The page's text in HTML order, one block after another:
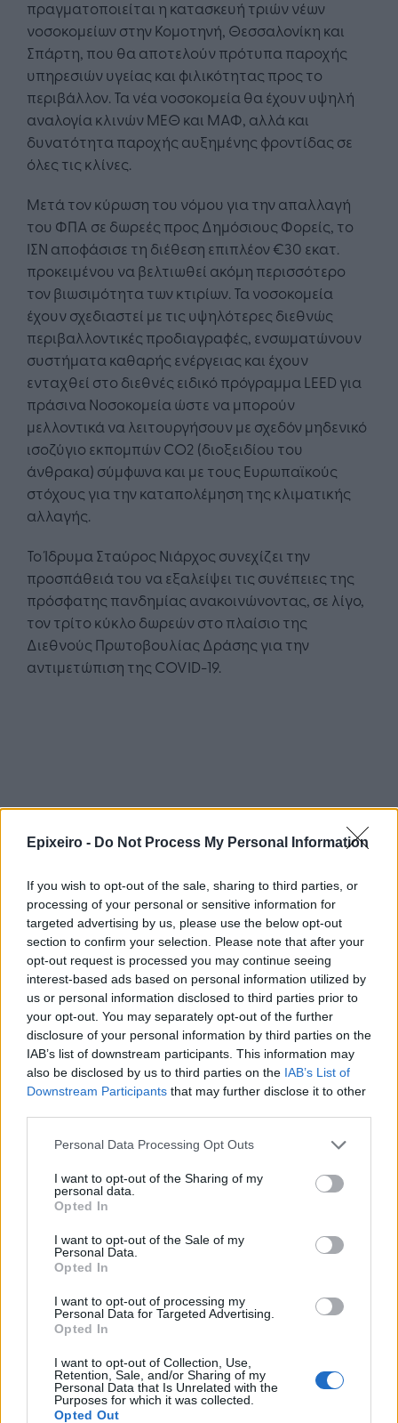
Epixeiro - Do Not Process My Personal Information
If you wish to opt-out of the sale, sharing to third parties, or
processing of your personal or sensitive information for
targeted advertising by us, please use the below opt-out
section to confirm your selection. Please note that after your
opt-out request is processed you may continue seeing
interest-based ads based on personal information utilized by
us or personal information disclosed to third parties prior to
your opt-out. You may separately opt-out of the further
disclosure of your personal information by third parties on the
IAB’s list of downstream participants. This information may
also be disclosed by us to third parties on the IAB’s List of
Downstream Participants that may further disclose it to other
Personal Data Processing Opt Outs
I want to opt-out of the Sharing of my
personal data.
Opted In
I want to opt-out of the Sale of my
Personal Data.
Opted In
I want to opt-out of processing my
Personal Data for Targeted Advertising.
Opted In
I want to opt-out of Collection, Use,
Retention, Sale, and/or Sharing of my
Personal Data that Is Unrelated with the
Purposes for which it was collected.
Opted Out
πραγματοποιείται η κατασκευή τριών νέων
νοσοκομείων στην Κομοτηνή, Θεσσαλονίκη και
Σπάρτη, που θα αποτελούν πρότυπα παροχής
υπηρεσιών υγείας και φιλικότητας προς το
περιβάλλον. Τα νέα νοσοκομεία θα έχουν υψηλή
αναλογία κλινών ΜΕΘ και ΜΑΦ, αλλά και
δυνατότητα παροχής αυξημένης φροντίδας σε
όλες τις κλίνες.
Μετά τον κύρωση του νόμου για την απαλλαγή
του ΦΠΑ σε δωρεές προς Δημόσιους Φορείς, το
ΙΣΝ αποφάσισε τη διέθεση επιπλέον €30 εκατ.
προκειμένου να βελτιωθεί ακόμη περισσότερο
τον βιωσιμότητα των κτιρίων. Τα νοσοκομεία
έχουν σχεδιαστεί με τις υψηλότερες διεθνώς
περιβαλλοντικές προδιαγραφές, ενσωματώνουν
συστήματα καθαρής ενέργειας και έχουν
ενταχθεί στο διεθνές ειδικό πρόγραμμα LEED για
πράσινα Νοσοκομεία ώστε να μπορούν
μελλοντικά να λειτουργήσουν με σχεδόν μηδενικό
ισοζύγιο εκπομπών CO2 (διοξειδίου του
άνθρακα) σύμφωνα και με τους Ευρωπαϊκούς
στόχους για την καταπολέμηση της κλιματικής
αλλαγής.
Το Ίδρυμα Σταύρος Νιάρχος συνεχίζει την
προσπάθειά του να εξαλείψει τις συνέπειες της
πρόσφατης πανδημίας ανακοινώνοντας, σε λίγο,
τον τρίτο κύκλο δωρεών στο πλαίσιο της
Διεθνούς Πρωτοβουλίας Δράσης για την
αντιμετώπιση της COVID-19.
Ακολουθήστε το στοGoogle News
και μάθετε πρώτοι όλα τα επιχειρηματικά νέα
Δείτε όλες τις τελευταίες επιχειρηματικές
Ειδήσειςαπό την Ελλάδα και τον κόσμο στο
Σχολιάστε
... σχόλια| Κάνε click για να σχολιάσεις